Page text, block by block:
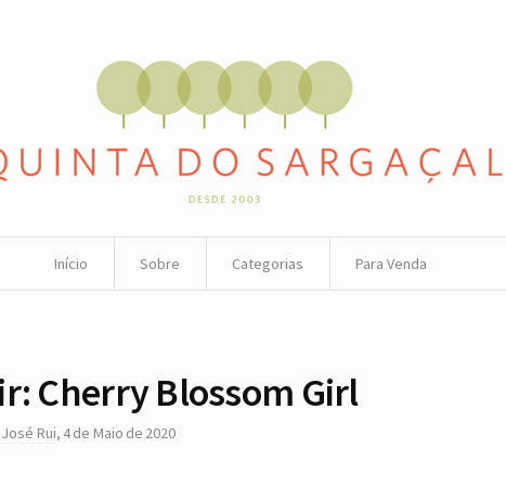
Início Sobre Categorias Para Venda
Cherry Blossom Girl
José Rui, 4 de Maio de 2020